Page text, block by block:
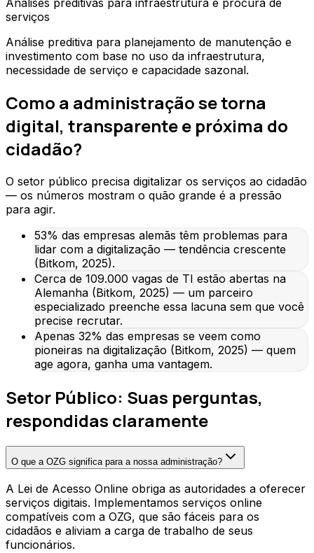
Análises preditivas para infraestrutura e procura de
serviços
Análise preditiva para planejamento de manutenção e
investimento com base no uso da infraestrutura,
necessidade de serviço e capacidade sazonal.
Como a administração se torna
digital, transparente e próxima do
cidadão?
O setor público precisa digitalizar os serviços ao cidadão
— os números mostram o quão grande é a pressão
para agir.
53% das empresas alemãs têm problemas para
lidar com a digitalização — tendência crescente
(Bitkom, 2025).
Cerca de 109.000 vagas de TI estão abertas na
Alemanha (Bitkom, 2025) — um parceiro
especializado preenche essa lacuna sem que você
precise recrutar.
Apenas 32% das empresas se veem como
pioneiras na digitalização (Bitkom, 2025) — quem
age agora, ganha uma vantagem.
Setor Público: Suas perguntas,
respondidas claramente
O que a OZG significa para a nossa administração?
A Lei de Acesso Online obriga as autoridades a oferecer
serviços digitais. Implementamos serviços online
compatíveis com a OZG, que são fáceis para os
cidadãos e aliviam a carga de trabalho de seus
funcionários.